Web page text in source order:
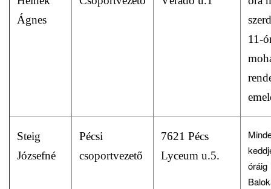
Ágnes
11-
Steig
Józsefné
Pécsi
csoportvezető
7621 Pécs
Lyceum u.5.
óráig